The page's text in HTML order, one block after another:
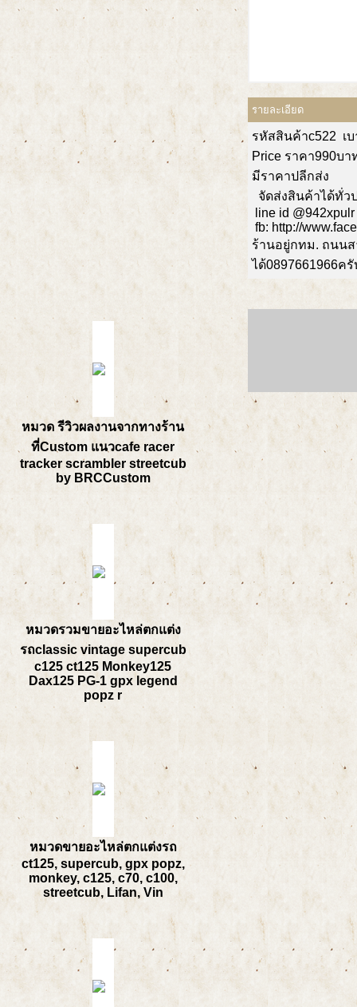
หมวด รีวิวผลงานจากทางร้าน
ที่Custom แนวcafe racer
tracker scrambler streetcub
by BRCCustom
หมวดรวมขายอะไหล่ตกแต่ง
รถclassic vintage supercub
c125 ct125 Monkey125
Dax125 PG-1 gpx legend
popz r
หมวดขายอะไหล่ตกแต่งรถ
ct125, supercub, gpx popz,
monkey, c125, c70, c100,
streetcub, Lifan, Vin
รายละเอียด
รหัสสินค้าc522 เบ
Price ราคา990บ
มีราคาปลีกส่ง
จัดส่งสินค้าได้ทั่ว
line id @942xpulr
fb: http://
ร้านอยู่กทม. ถนน
ได้0897661966ครั